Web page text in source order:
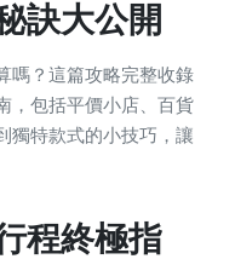
訣大公開
嗎？這篇攻略完整收錄
，包括平價小店、百貨
獨特款式的小技巧，讓
程終極指